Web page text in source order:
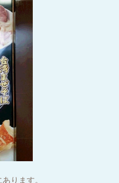
ります。